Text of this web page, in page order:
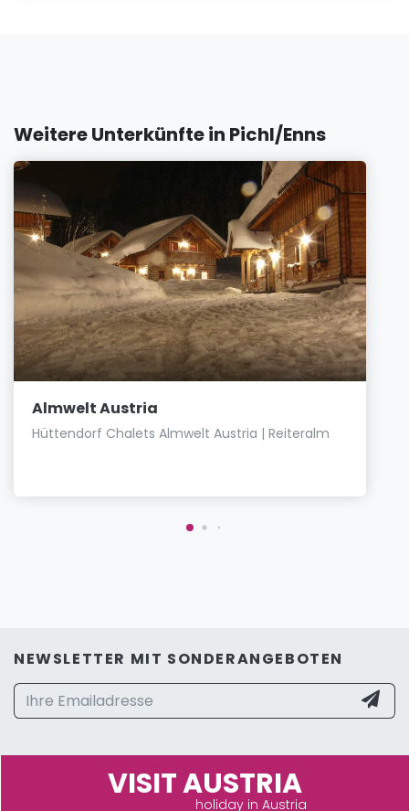
Weitere Unterkünfte in Pichl/Enns
Almwelt Austria
Hüttendorf Chalets Almwelt Austria | Reiteralm
NEWSLETTER MIT SONDERANGEBOTEN
VISIT AUSTRIA
holiday in Austria